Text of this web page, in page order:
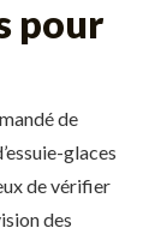
pour
de
glaces
de vérifier
des